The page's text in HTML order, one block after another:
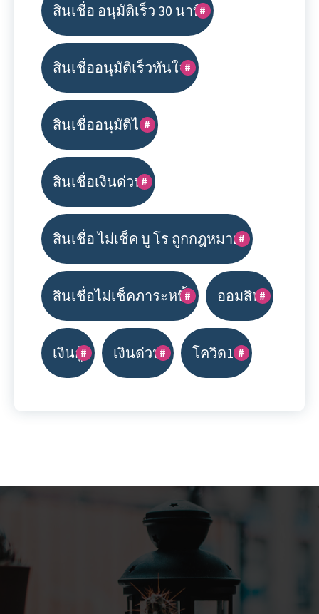
สินเชื่อ อนุมัติเร็ว 30 นาที
สินเชื่ออนุมัติเร็วทันใจ
สินเชื่ออนุมัติไว
สินเชื่อเงินด่วน
สินเชื่อ ไม่เช็ค บู โร ถูกกฎหมาย
สินเชื่อไม่เช็คภาระหนี้ ออมสิน
เงินกู้ เงินด่วน โควิด19